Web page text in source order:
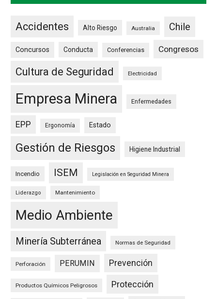
Accidentes Alto Riesgo Australia Chile
Concursos Conducta Conferencias Congresos
Cultura de Seguridad Electricidad
Empresa Minera Enfermedades
EPP Ergonomía Estado
Gestión de Riesgos Higiene Industrial
Incendio ISEM Legislación en Seguridad Minera
Liderazgo Mantenimiento
Medio Ambiente
Minería Subterránea Normas de Seguridad
Perforación PERUMIN Prevención
Productos Químicos Peligrosos Protección